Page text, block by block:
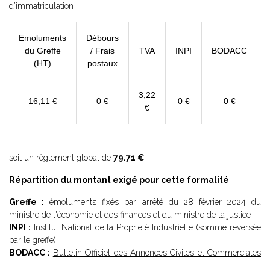
d’immatriculation
Emoluments
du Greffe
(HT)
Débours
/ Frais
postaux
TVA INPI BODACC
16,11 € 0 €
3,22
€
0 € 0 €
soit un règlement global de 79.71 €
Répartition du montant exigé pour cette formalité
Greffe : émoluments fixés par arrêté du 28 février 2024 du
ministre de l'économie et des finances et du ministre de la justice
INPI : Institut National de la Propriété Industrielle (somme reversée
par le greffe)
BODACC : Bulletin Officiel des Annonces Civiles et Commerciales